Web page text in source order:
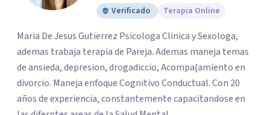
Verificado
Terapia Online
Maria De Jesus Gutierrez Psicologa Clinica y Sexologa,
ademas trabaja terapia de Pareja. Ademas maneja temas
de ansieda, depresion, drogadiccio, Acompa{amiento en
divorcio. Maneja enfoque Cognitivo Conductual. Con 20
años de experiencia, constantemente capacitandose en